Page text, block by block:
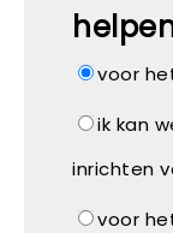
voor
ik kan
inrichten
voor